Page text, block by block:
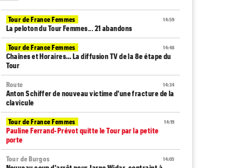
14:59
Tour de France Femmes
La peloton du Tour Femmes... 21 abandons
14:48
Tour de France Femmes
Chaînes et Horaires… La diffusion TV de la 8e étape du
Tour
14:34
Route
Anton Schiffer de nouveau victime d'une fracture de la
clavicule
14:19
Tour de France Femmes
Pauline Ferrand-Prévot quitte le Tour par la petite
porte
14:05
Tour de Burgos